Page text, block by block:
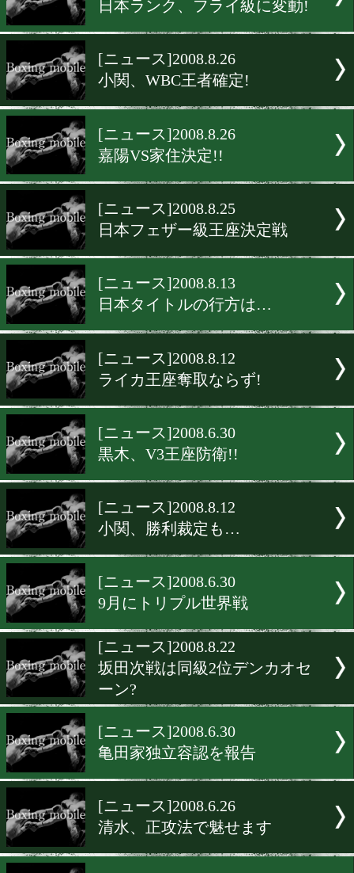
亀田ジム初試合!
[ニュース]2008.8.28
名城VS河野、グローブ難航
[ニュース]2008.8.27
[ニュース]2008.8.26
小関、WBC王者確定!
嘉陽VS家住決定!!
[ニュース]2008.8.25
日本フェザー級王座決定戦
[ニュース]2008.8.13
日本タイトルの行方は…
[ニュース]2008.8.12
ライカ王座奪取ならず!
[ニュース]2008.6.30
黒木、V3王座防衛!!
[ニュース]2008.8.12
小関、勝利裁定も…